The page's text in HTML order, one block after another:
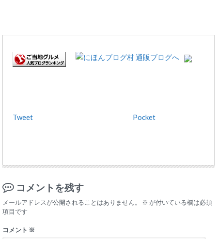
Tweet Pocket
コメントを残す
メールアドレスが公開されることはありません。 ※ が付いている欄は必須
項目です
コメント ※